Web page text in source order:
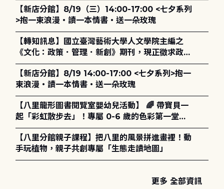
【新店分館】8/19（三）14:00-17:00 <七夕系列
>抱一束浪漫・讀一本情書・送一朵玫瑰
【轉知訊息】國立臺灣藝術大學人文學院主編之
《文化：政策．管理．新創》期刊，現正徵求政策
評論、書評及【邁向具回應力的博物館治理：政
策、領導與管理】主題特刊稿件至2027年6月1日
止，歡迎踴躍投稿。
【新店分館】8/19 14:00-17:00 <七夕系列>抱一
束浪漫・讀一本情書・送一朵玫瑰
【八里龍形圖書閱覽室嬰幼兒活動】 🌈 帶寶貝一
起「彩虹散步去」！專屬 0-6 歲的色彩第一堂美
學課來囉！ ✨
【八里分館親子課程】把八里的風景拼進畫裡！動
手玩植物，親子共創專屬「生態走讀地圖」
更多 全部資訊